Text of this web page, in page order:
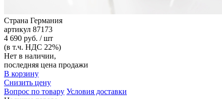
Страна Германия
артикул 87173
4 690 руб. / шт
(в т.ч. НДС 22%)
Нет в наличии,
последняя цена продажи
В корзину
Снизить цену
Вопрос по товару Условия доставки